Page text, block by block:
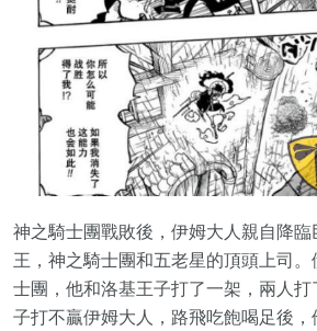
神之騎士團戰敗後，伊姆大人親自降臨
王，神之騎士團和五老星的頂頭上司
士團，他和洛基王子打了一架，兩人
子打不贏伊姆大人，路飛吃飽喝足後